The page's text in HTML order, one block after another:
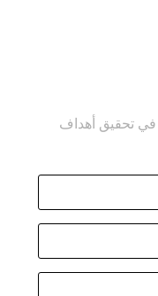
تحقيق أهداف